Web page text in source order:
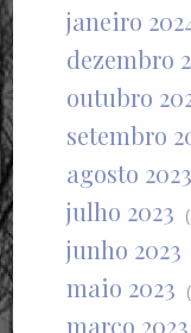
janeiro
dezembro
outubro
setembro
agosto 2023
julho 2023
junho 2023
maio 2023
março 2023